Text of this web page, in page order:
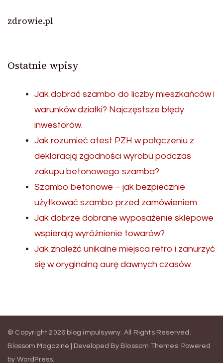
zdrowie.pl
Ostatnie wpisy
Jak dobrać szambo do liczby mieszkańców i
warunków działki? Najczęstsze błędy
inwestorów.
Jak rozumieć atest PZH w połączeniu z
deklaracją zgodności wyrobu podczas
zakupu betonowego szamba?
Szambo betonowe – jak bezpiecznie
użytkować szambo przed zamówieniem
Jak dobrze dobrane wyposażenie sklepowe
wspierają wyróżnienie towarów?
Jak znaleźć unikalne miejsca retro i zanurzyć
się w oryginalną aurę dawnych czasów
© Copyright 2026 blog impulsywny. All Rights Reserved.
Blossom Magazine | Developed By Blossom Themes. Powered
by WordPress.